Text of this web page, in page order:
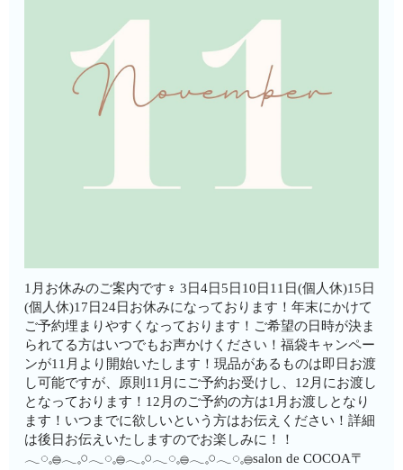
1月お休みのご案内です‍♀️ 3日4日5日10日11日(個人休)15日
(個人休)17日24日お休みになっております！年末にかけて
ご予約埋まりやすくなっております！ご希望の日時が決ま
られてる方はいつでもお声かけください！福袋キャンペー
ンが11月より開始いたします！現品があるものは即日お渡
し可能ですが、原則11月にご予約お受けし、12月にお渡し
となっております！12月のご予約の方は1月お渡しとなり
ます！いつまでに欲しいという方はお伝えください！詳細
は後日お伝えいたしますのでお楽しみに！！
𓂃◌𓈒𓐍𓂃𓈒𓏸𓂃◌𓈒𓐍𓂃𓈒𓏸𓂃◌𓈒𓐍𓂃𓈒𓏸𓂃◌𓈒𓐍salon de COCOA〒